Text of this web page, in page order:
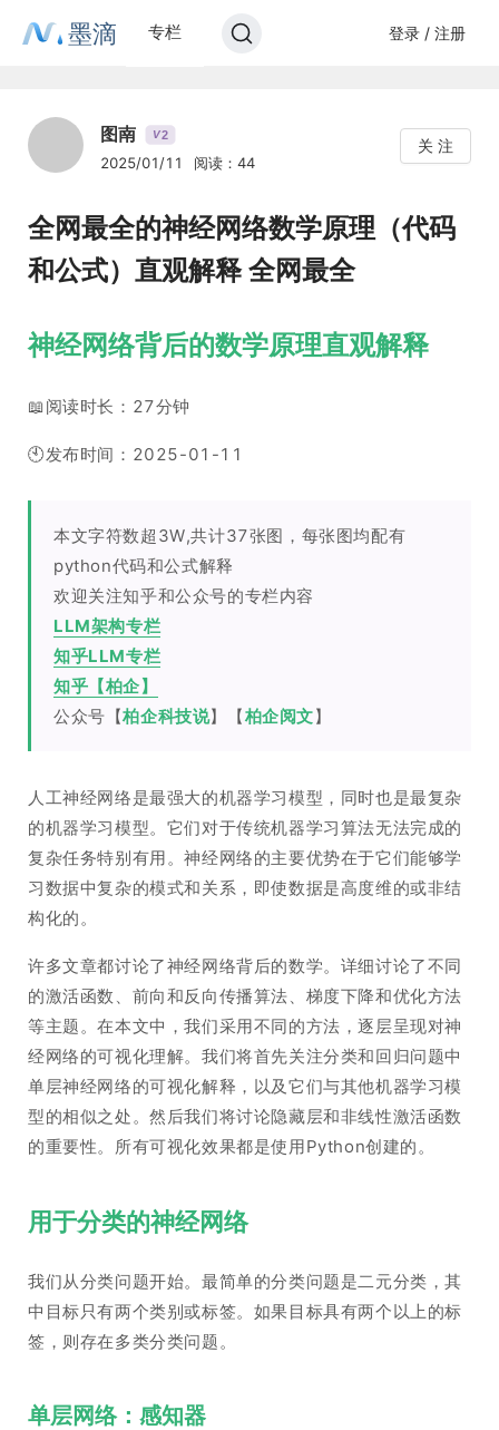
墨滴 专栏 登录 / 注册
图南 V2
2025/01/11 阅读：44
关 注
全网最全的神经网络数学原理（代码
和公式）直观解释 全网最全
神经网络背后的数学原理直观解释
📖阅读时长：27分钟
🕙发布时间：2025-01-11
本文字符数超3W,共计37张图，每张图均配有
python代码和公式解释
欢迎关注知乎和公众号的专栏内容
LLM架构专栏
知乎LLM专栏
知乎【柏企】
公众号【柏企科技说】【柏企阅文】
人工神经网络是最强大的机器学习模型，同时也是最复杂
的机器学习模型。它们对于传统机器学习算法无法完成的
复杂任务特别有用。神经网络的主要优势在于它们能够学
习数据中复杂的模式和关系，即使数据是高度维的或非结
构化的。
许多文章都讨论了神经网络背后的数学。详细讨论了不同
的激活函数、前向和反向传播算法、梯度下降和优化方法
等主题。在本文中，我们采用不同的方法，逐层呈现对神
经网络的可视化理解。我们将首先关注分类和回归问题中
单层神经网络的可视化解释，以及它们与其他机器学习模
型的相似之处。然后我们将讨论隐藏层和非线性激活函数
的重要性。所有可视化效果都是使用Python创建的。
用于分类的神经网络
我们从分类问题开始。最简单的分类问题是二元分类，其
中目标只有两个类别或标签。如果目标具有两个以上的标
签，则存在多类分类问题。
单层网络：感知器